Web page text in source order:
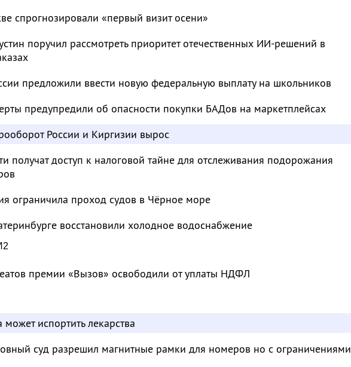
спрогнозировали «первый визит осени»
поручил рассмотреть приоритет отечественных ИИ-решений в
предложили ввести новую федеральную выплату на школьников
предупредили об опасности покупки БАДов на маркетплейсах
России и Киргизии вырос
получат доступ к налоговой тайне для отслеживания подорожания
ограничила проход судов в Чёрное море
восстановили холодное водоснабжение
премии «Вызов» освободили от уплаты НДФЛ
испортить лекарства
суд разрешил магнитные рамки для номеров но с ограничениями